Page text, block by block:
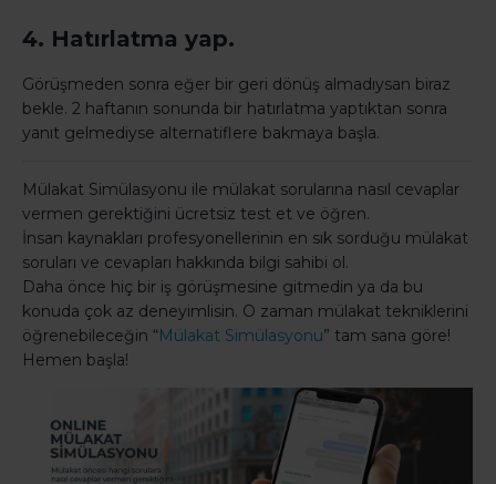
4. Hatırlatma yap.
Görüşmeden sonra eğer bir geri dönüş almadıysan biraz
bekle. 2 haftanın sonunda bir hatırlatma yaptıktan sonra
yanıt gelmediyse alternatiflere bakmaya başla.
Mülakat Simülasyonu ile mülakat sorularına nasıl cevaplar
vermen gerektiğini ücretsiz test et ve öğren.
İnsan kaynakları profesyonellerinin en sık sorduğu mülakat
soruları ve cevapları hakkında bilgi sahibi ol.
Daha önce hiç bir iş görüşmesine gitmedin ya da bu
konuda çok az deneyimlisin. O zaman mülakat tekniklerini
öğrenebileceğin “Mülakat Simülasyonu” tam sana göre!
Hemen başla!